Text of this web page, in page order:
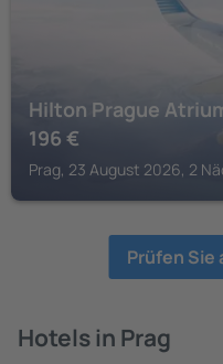
Hilton Prague
196 €
Prag, 23 August 2026, 2
Prüfen Sie
Hotels in Prag